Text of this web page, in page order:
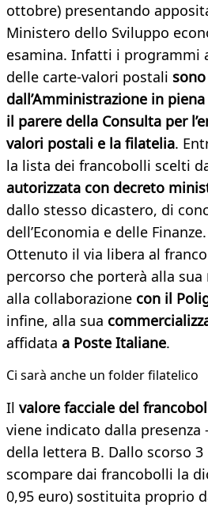
ottobre) presentando
Ministero dello Sviluppo
esamina. Infatti i programmi
delle carte-valori postali
dall’Amministrazione in
il parere della Consulta per
valori postali e la filatelia.
la lista dei francobolli scelti
autorizzata con decreto
dallo stesso dicastero, di
dell’Economia e delle Finanze.
Ottenuto il via libera al
percorso che porterà alla sua
alla collaborazione con il
infine, alla sua
affidata a Poste Italiane.
Ci sarà anche un folder filatelico
Il valore facciale del
viene indicato dalla presenza
della lettera B. Dallo scorso
scompare dai francobolli la
0,95 euro) sostituita proprio